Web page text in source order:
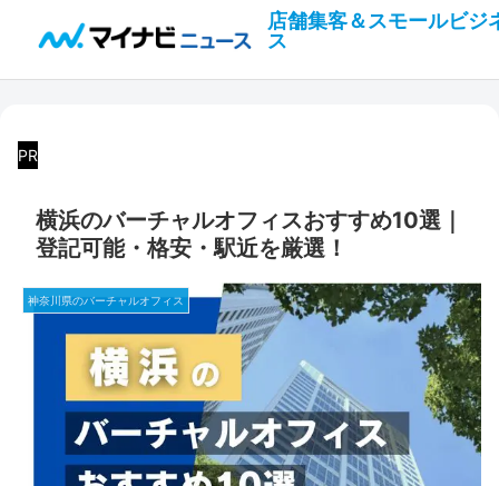
店舗集客＆スモールビジ
ス
PR
横浜のバーチャルオフィスおすすめ10選｜
登記可能・格安・駅近を厳選！
神奈川県のバーチャルオフィス